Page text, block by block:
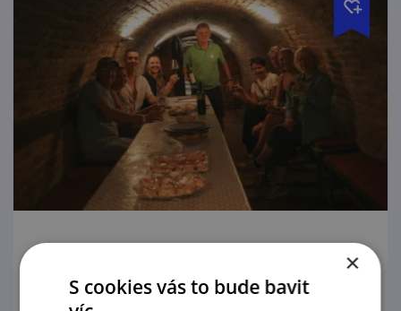
Bojanovské noční sklepy
29. 8. '26
×
S cookies vás to bude bavit